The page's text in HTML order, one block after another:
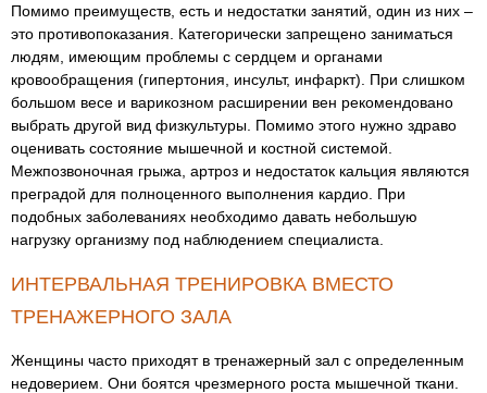
Помимо преимуществ, есть и недостатки занятий, один из них –
это противопоказания. Категорически запрещено заниматься
людям, имеющим проблемы с сердцем и органами
кровообращения (гипертония, инсульт, инфаркт). При слишком
большом весе и варикозном расширении вен рекомендовано
выбрать другой вид физкультуры. Помимо этого нужно здраво
оценивать состояние мышечной и костной системой.
Межпозвоночная грыжа, артроз и недостаток кальция являются
преградой для полноценного выполнения кардио. При
подобных заболеваниях необходимо давать небольшую
нагрузку организму под наблюдением специалиста.
ИНТЕРВАЛЬНАЯ ТРЕНИРОВКА ВМЕСТО
ТРЕНАЖЕРНОГО ЗАЛА
Женщины часто приходят в тренажерный зал с определенным
недоверием. Они боятся чрезмерного роста мышечной ткани.